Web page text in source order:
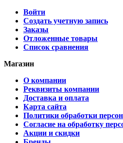
Войти
Создать учетную запись
Заказы
Отложенные товары
Список сравнения
Магазин
О компании
Реквизиты компании
Доставка и оплата
Карта сайта
Политики обработки
Согласие на обработку
Акции и скидки